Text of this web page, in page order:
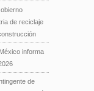
de reciclaje
informa
de